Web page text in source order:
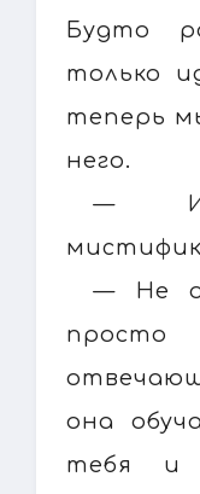
Будто
только
теперь
него.
— И
— Не
просто
она
тебя и